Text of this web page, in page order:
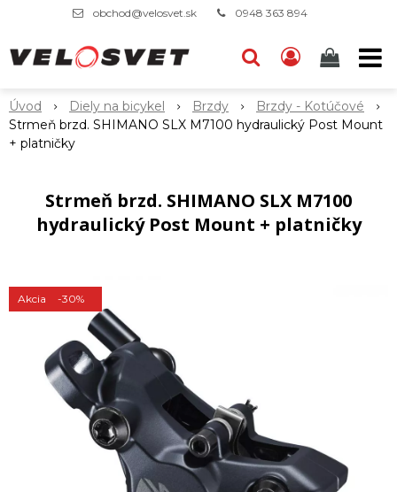
obchod@velosvet.sk 0948 363 894
Úvod Diely na bicykel Brzdy
Brzdy - Kotúčové
Strmeň brzd. SHIMANO SLX M7100 hydraulický Post Mount
+ platničky
Strmeň brzd. SHIMANO SLX M7100
hydraulický Post Mount + platničky
Akcia -30%